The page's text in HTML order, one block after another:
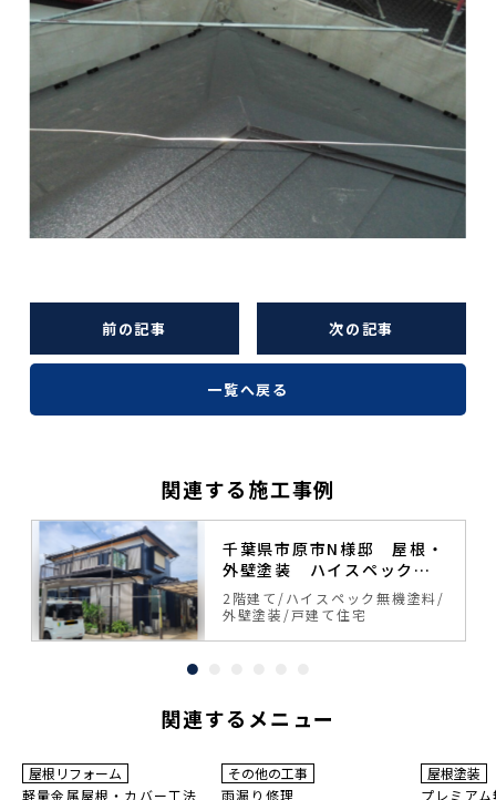
前の記事 次の記事
一覧へ戻る
関連する施工事例
千葉県市原市N様邸 屋根・
外壁塗装 ハイスペック無
機塗料
2階建て
ハイスペック無機塗料
外壁塗装 戸建て住宅
関連するメニュー
耐用年数
20~30年
屋根リフォーム
軽量金属屋根・カバー工法
その他の工事
雨漏り修理
耐用年数
18~23年
屋根塗装
プレミア